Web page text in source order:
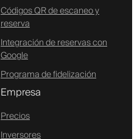
Códigos QR de escaneo y
reserva
Integración de reservas con
Google
Programa de fidelización
Empresa
Precios
Inversores